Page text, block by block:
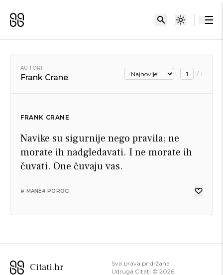
AUTORI
Frank Crane / 1
FRANK CRANE
Navike su sigurnije nego pravila; ne
morate ih nadgledavati. I ne morate ih
čuvati. One čuvaju vas.
# MANE# POROCI
Citati.hr
Sva prava pridržana
Udruga Citati © 2026